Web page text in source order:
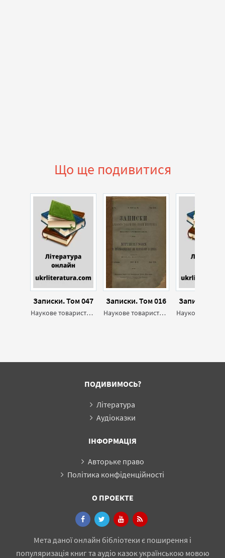
Що ще подивитися
Записки. Том 047
Наукове товариство імені Шевченка
Записки. Том 016
Наукове товариство імені Шевченка
Записки.
ПОДИВИМОСЬ?
Література
Аудіоказки
ІНФОРМАЦІЯ
Авторьке право
Політика конфіденційності
О ПРОЕКТЕ
Мета даної онлайн бібліотеки є поширення і
популяризація книг та аудіо казок українською мовою